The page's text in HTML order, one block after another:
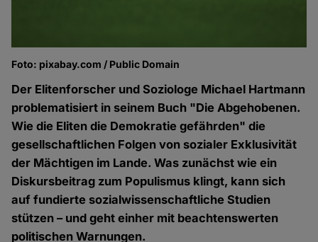
Foto: pixabay.com / Public Domain
Der Elitenforscher und Soziologe Michael Hartmann
problematisiert in seinem Buch "Die Abgehobenen.
Wie die Eliten die Demokratie gefährden" die
gesellschaftlichen Folgen von sozialer Exklusivität
der Mächtigen im Lande. Was zunächst wie ein
Diskursbeitrag zum Populismus klingt, kann sich
auf fundierte sozialwissenschaftliche Studien
stützen – und geht einher mit beachtenswerten
politischen Warnungen.